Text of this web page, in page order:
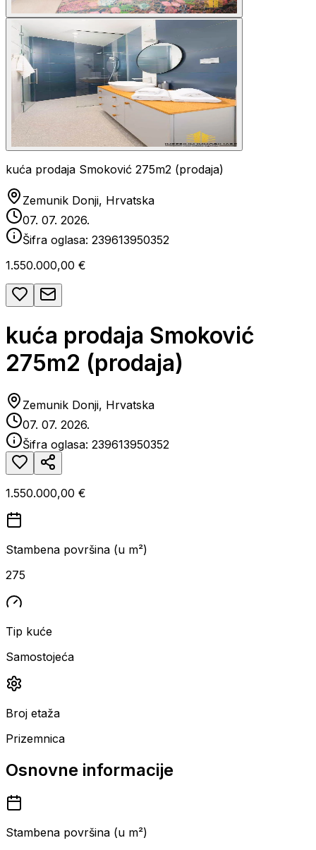
kuća prodaja Smoković 275m2 (prodaja)
Zemunik Donji, Hrvatska
07. 07. 2026.
Šifra oglasa: 239613950352
1.550.000,00 €
kuća prodaja Smoković
275m2 (prodaja)
Zemunik Donji, Hrvatska
07. 07. 2026.
Šifra oglasa: 239613950352
1.550.000,00 €
Stambena površina (u m²)
275
Tip kuće
Samostojeća
Broj etaža
Prizemnica
Osnovne informacije
Stambena površina (u m²)